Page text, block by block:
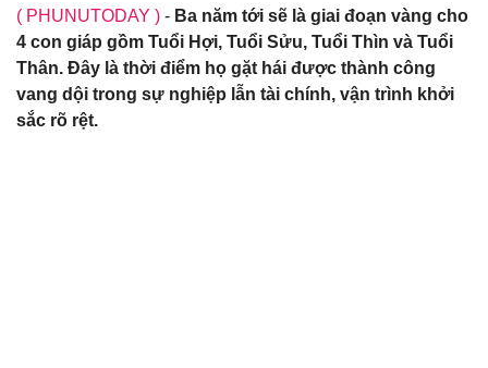
( PHUNUTODAY ) - Ba năm tới sẽ là giai đoạn vàng cho
4 con giáp gồm Tuổi Hợi, Tuổi Sửu, Tuổi Thìn và Tuổi
Thân. Đây là thời điểm họ gặt hái được thành công
vang dội trong sự nghiệp lẫn tài chính, vận trình khởi
sắc rõ rệt.